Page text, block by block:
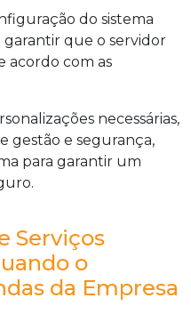
do sistema
garantir que o servidor
acordo com as
necessárias,
gestão e segurança,
para garantir um
Serviços
o
da Empresa